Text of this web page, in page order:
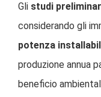
Gli studi
considerando gli
potenza
produzione annua
beneficio